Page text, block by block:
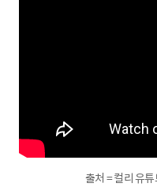
출처 = 컬리 유